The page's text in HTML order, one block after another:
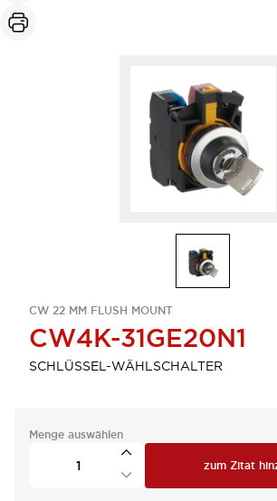
CW 22 MM FLUSH MOUNT
CW4K-31GE20N1
SCHLÜSSEL-WÄHLSCHALTER
Menge auswählen
zum Zitat